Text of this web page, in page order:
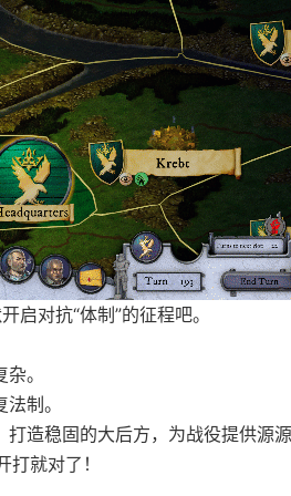
启对抗“体制”的征程吧。
。
制。
造稳固的大后方，为战役提供源源
就对了！